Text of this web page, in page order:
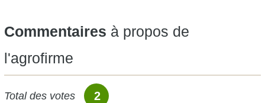
Commentaires à propos de
l'agrofirme
Total des votes 2